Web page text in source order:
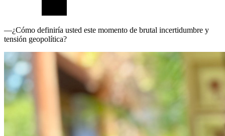
—¿Cómo definiría usted este momento de brutal incertidumbre y
tensión geopolítica?